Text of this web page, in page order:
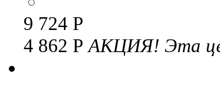
9 724 Р
4 862 Р АКЦИЯ! Эта